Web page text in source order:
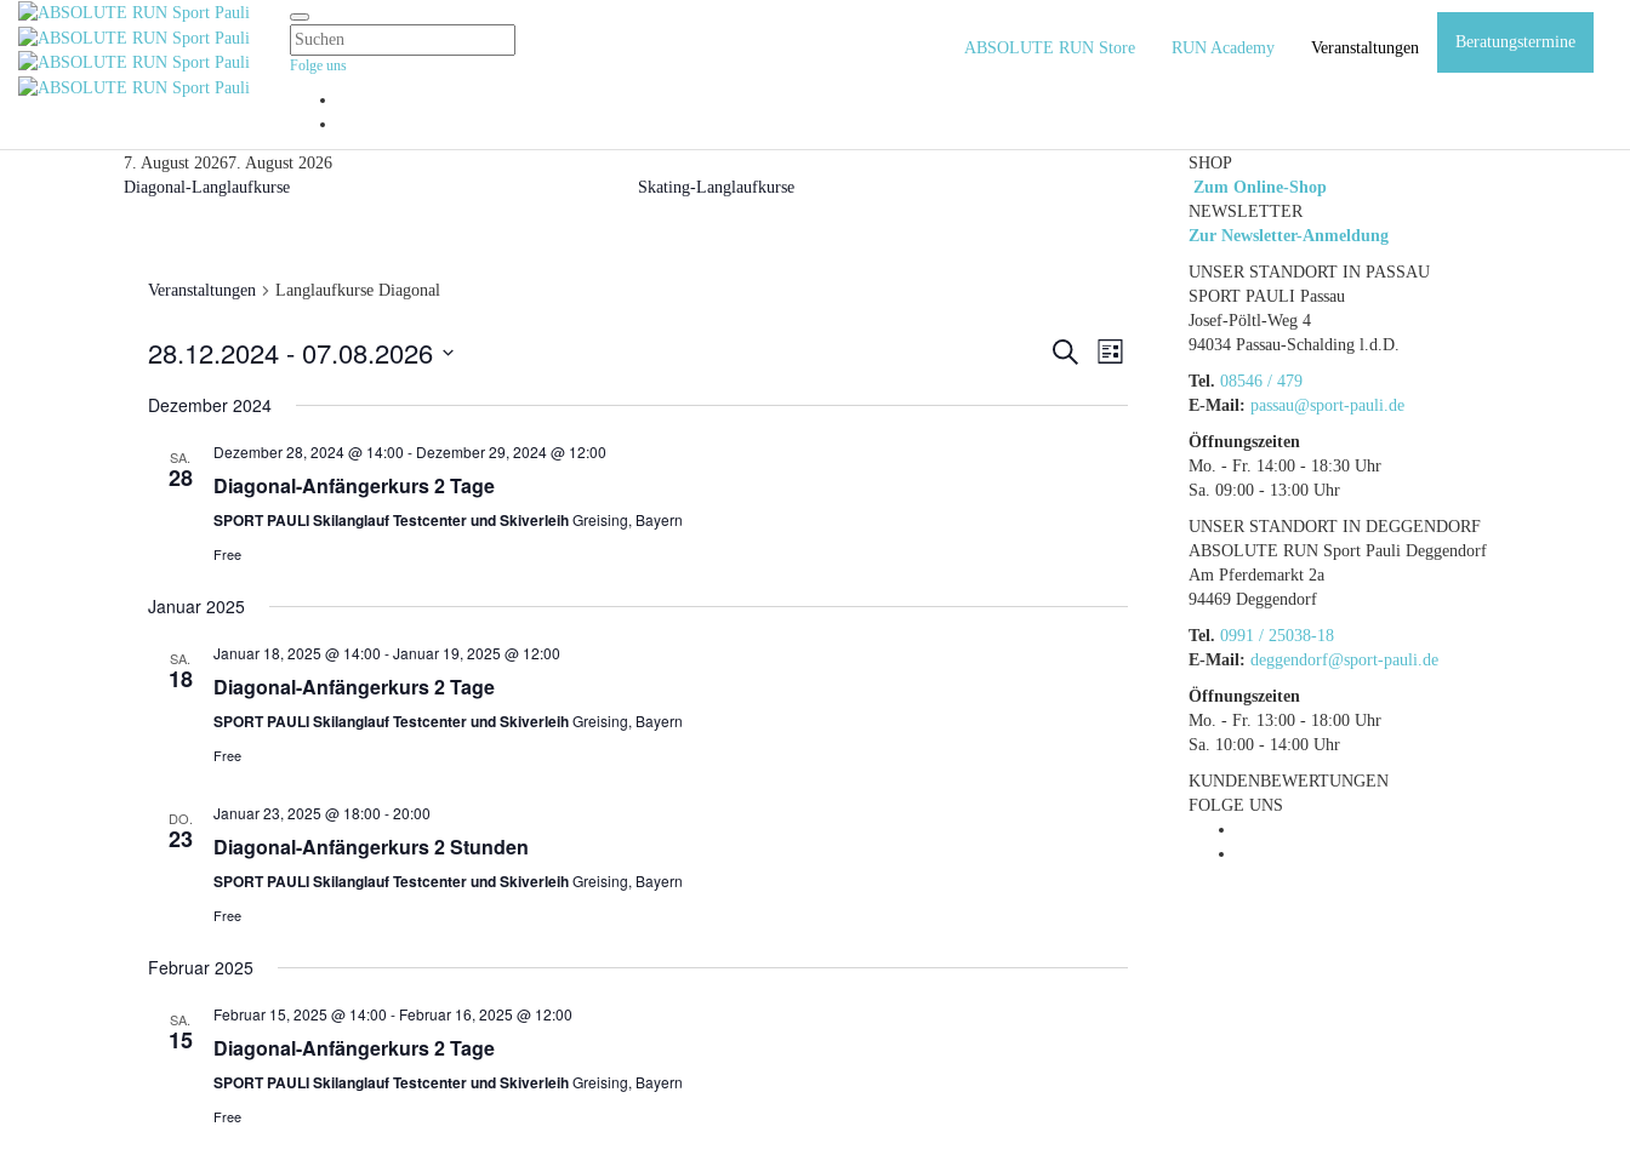
ABSOLUTE RUN Store RUN Academy Veranstaltungen Beratungstermine
Folge uns
7. August 20267. August 2026
Diagonal-Langlaufkurse
Skating-Langlaufkurse
Veranstaltungen Langlaufkurse Diagonal
Veranstaltungen
Ansichten,
Navigation
Suche
Veranstaltung
Ansichten-
Navigation
Liste
28.12.2024 - 07.08.2026
wählen.
Dezember 2024
SA.
28
Dezember 28, 2024 @ 14:00 - Dezember 29, 2024 @ 12:00
Diagonal-Anfängerkurs 2 Tage
SPORT PAULI Skilanglauf Testcenter und SkiverleihGreising, Bayern
Free
Januar 2025
SA.
18
Januar 18, 2025 @ 14:00 -Januar 19, 2025 @ 12:00
Diagonal-Anfängerkurs 2 Tage
SPORT PAULI Skilanglauf Testcenter und SkiverleihGreising, Bayern
Free
DO.
23
Januar 23, 2025 @ 18:00 -20:00
Diagonal-Anfängerkurs 2 Stunden
SPORT PAULI Skilanglauf Testcenter und SkiverleihGreising, Bayern
Free
Februar 2025
SA.
15
Februar 15, 2025 @ 14:00 - Februar 16, 2025 @ 12:00
Diagonal-Anfängerkurs 2 Tage
SPORT PAULI Skilanglauf Testcenter und SkiverleihGreising, Bayern
Free
SHOP
Zum Online-Shop
NEWSLETTER
Zur Newsletter-Anmeldung
UNSER STANDORT IN PASSAU
SPORT PAULI Passau
Josef-Pöltl-Weg 4
94034 Passau-Schalding l.d.D.
Tel. 08546 / 479
E-Mail: passau@sport-pauli.de
Öffnungszeiten
Mo. - Fr. 14:00 - 18:30 Uhr
Sa. 09:00 - 13:00 Uhr
UNSER STANDORT IN DEGGENDORF
ABSOLUTE RUN Sport Pauli Deggendorf
Am Pferdemarkt 2a
94469 Deggendorf
Tel. 0991 / 25038-18
E-Mail: deggendorf@sport-pauli.de
Öffnungszeiten
Mo. - Fr. 13:00 - 18:00 Uhr
Sa. 10:00 - 14:00 Uhr
KUNDENBEWERTUNGEN
FOLGE UNS